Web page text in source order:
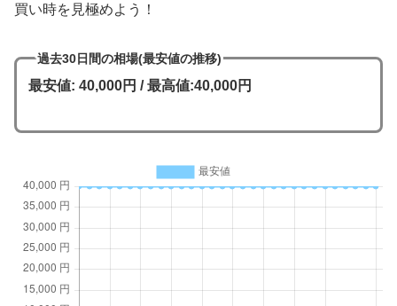
買い時を見極めよう！
過去30日間の相場(最安値の推移)
最安値: 40,000円 / 最高値:40,000円